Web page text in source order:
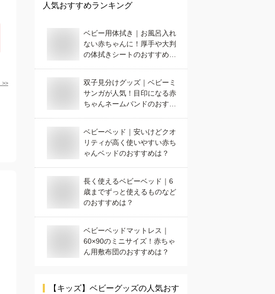
>>
人気おすすめランキング
ベビー用体拭き｜お風呂入れ
ない赤ちゃんに！厚手や大判
の体拭きシートのおすすめ
双子見分けグッズ｜ベビーミ
サンガが人気！目印になる赤
ちゃんネームバンドのおすす
ベビーベッド｜安いけどクオ
リティが高く使いやすい赤ち
ゃんベッドのおすすめは？
長く使えるベビーベッド｜6
歳までずっと使えるものなど
のおすすめは？
ベビーベッドマットレス｜
60×90のミニサイズ！赤ちゃ
ん用敷布団のおすすめは？
【キッズ】 ベビーグッズの人気おす